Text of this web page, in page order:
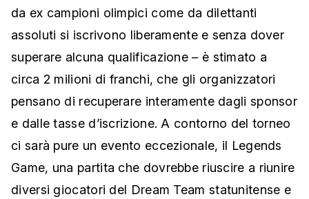
da ex campioni olimpici come da dilettanti
assoluti si iscrivono liberamente e senza dover
superare alcuna qualificazione – è stimato a
circa 2 milioni di franchi, che gli organizzatori
pensano di recuperare interamente dagli sponsor
e dalle tasse d’iscrizione. A contorno del torneo
ci sarà pure un evento eccezionale, il Legends
Game, una partita che dovrebbe riuscire a riunire
diversi giocatori del Dream Team statunitense e